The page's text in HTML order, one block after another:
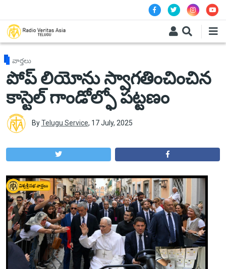
వార్తలు
పోప్ లియోను స్వాగతించించిన
కాస్టెల్ గాండోల్ఫో పట్టణం
ByTelugu Service, 17 July, 2025